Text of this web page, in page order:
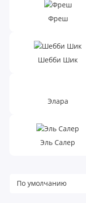
Фреш
Шебби Шик
Элара
Эль Салер